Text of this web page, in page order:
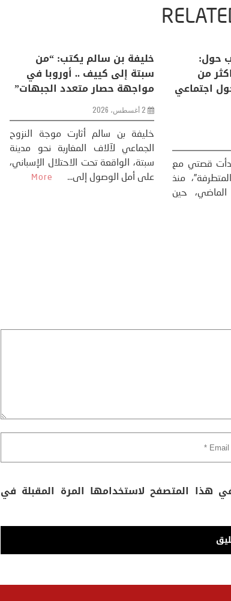
منذر بالضيافي يكتب حول:
التغيرات المناخية: اكثر من
ظاهرة طبيعية .. تحول اجتماعي
وحضاري ( مقاربة
سوسيولوجية )
23 يوليو، 2026
كتب: منذر بالضيافي بدأت قصتي مع
التغييرات المناخية ” المتطرفة”، منذ
.. كيف
** المنعطف
عالميًا، **
More
هذا المتصفح لاستخدامها المرة المقبلة في